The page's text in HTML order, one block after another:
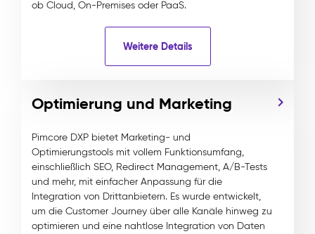
ob Cloud, On-Premises oder PaaS.
Weitere Details
Optimierung und Marketing
Pimcore DXP bietet Marketing- und
Optimierungstools mit vollem Funktionsumfang,
einschließlich SEO, Redirect Management, A/B-Tests
und mehr, mit einfacher Anpassung für die
Integration von Drittanbietern. Es wurde entwickelt,
um die Customer Journey über alle Kanäle hinweg zu
optimieren und eine nahtlose Integration von Daten